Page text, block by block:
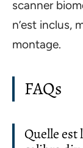
scanner
n’est inclus,
montage.
FAQs
Quelle est